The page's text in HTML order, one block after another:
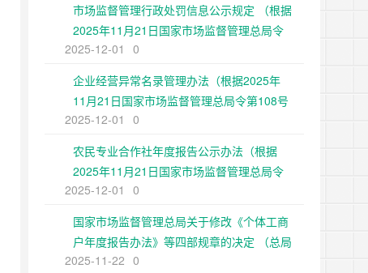
市场监督管理行政处罚信息公示规定 （根据
2025年11月21日国家市场监督管理总局令
第108号第二次修正）
2025-12-01
0
企业经营异常名录管理办法（根据2025年
11月21日国家市场监督管理总局令第108号
第二次修正）
2025-12-01
0
农民专业合作社年度报告公示办法（根据
2025年11月21日国家市场监督管理总局令
第108号第二次修正）
2025-12-01
0
国家市场监督管理总局关于修改《个体工商
户年度报告办法》等四部规章的决定 （总局
令第108号公布 自2025年12月25日起施
2025-11-22 0